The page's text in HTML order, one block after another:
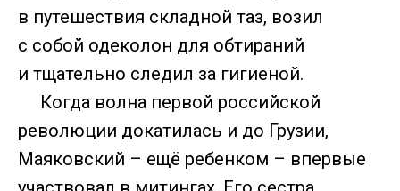
в путешествия складной таз, возил
с собой одеколон для обтираний
и тщательно следил за гигиеной.
Когда волна первой российской
революции докатилась и до Грузии,
Маяковский – ещё ребенком – впервые